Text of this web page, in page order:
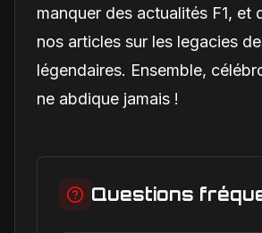
manquer des actualités F1, et
nos articles sur les legacies
légendaires. Ensemble,
ne abdique jamais !
Questions